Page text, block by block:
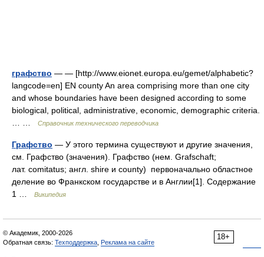
графство — — [http://www.eionet.europa.eu/gemet/alphabetic?
langcode=en] EN county An area comprising more than one city
and whose boundaries have been designed according to some
biological, political, administrative, economic, demographic criteria.
Справочник технического переводчика
Графство — У этого термина существуют и другие значения,
см. Графство (значения). Графство (нем. Grafschaft;
лат. comitatus; англ. shire и county) первоначально областное
деление во Франкском государстве и в Англии[1]. Содержание
1 …
Википедия
18+
© Академик, 2000-2026
Обратная связь: Техподдержка Реклама на сайте